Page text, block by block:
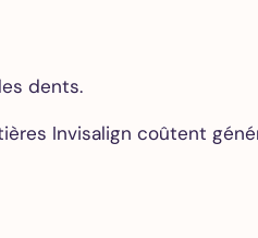
dents.
Invisalign coûtent